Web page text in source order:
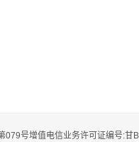
079号增值电信业务许可证编号:甘